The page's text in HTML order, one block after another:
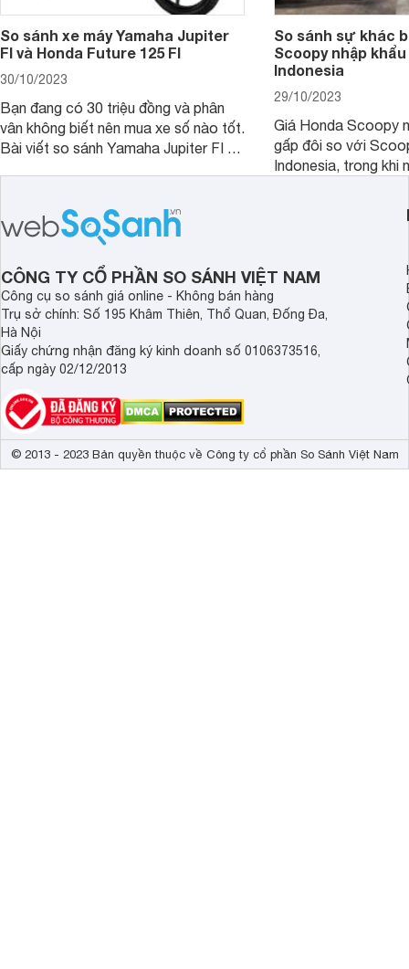
So sánh xe máy Yamaha Jupiter
FI và Honda Future 125 FI
30/10/2023
Bạn đang có 30 triệu đồng và phân
vân không biết nên mua xe số nào tốt.
Bài viết so sánh Yamaha Jupiter FI và
So sánh sự khác
Scoopy nhập
Indonesia
29/10/2023
Giá Honda Scoopy
gấp đôi so với
Indonesia, trong khi
chênh lệch giá lớn
sánh Honda
CÔNG TY CỔ PHẦN SO SÁNH VIỆT NAM
Công cụ so sánh giá online - Không bán hàng
Trụ sở chính: Số 195 Khâm Thiên, Thổ Quan, Đống Đa,
Hà Nội
Giấy chứng nhận đăng ký kinh doanh số 0106373516,
cấp ngày 02/12/2013
© 2013 - 2023 Bản quyền thuộc về Công ty cổ phần So Sánh Việt Nam